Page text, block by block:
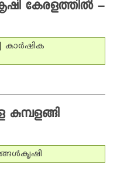
കേരളത്തില്‍ –
കാര്‍ഷിക
കൃഷി